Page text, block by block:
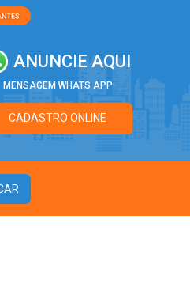
ANUNCIE AQUI
MENSAGEM WHATS APP
CADASTRO ONLINE